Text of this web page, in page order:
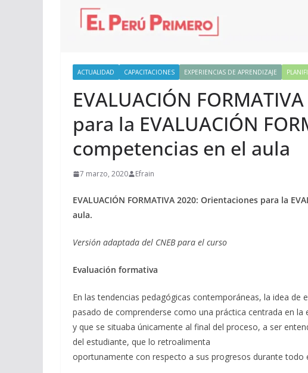
ACTUALIDAD CAPACITACIONES EXPERIENCIAS DE APRENDIZAJE
EVALUACIÓN
para la EVALUACIÓN
competencias en el aula
7 marzo, 2020 Efrain
EVALUACIÓN FORMATIVA 2020: Orientaciones para la
aula.
Versión adaptada del CNEB para el curso
Evaluación formativa
En las tendencias pedagógicas contemporáneas, la idea
pasado de comprenderse como una práctica centrada en
y que se situaba únicamente al final del proceso, a ser
del estudiante, que lo retroalimenta
oportunamente con respecto a sus progresos durante todo